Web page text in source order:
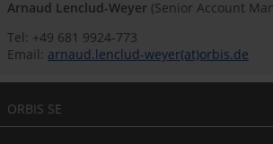
Arnaud Lenclud-Weyer (Senior Account
Tel: +49 681 9924-773
Email: arnaud.lenclud-weyer(at)orbis.de
ORBIS SE